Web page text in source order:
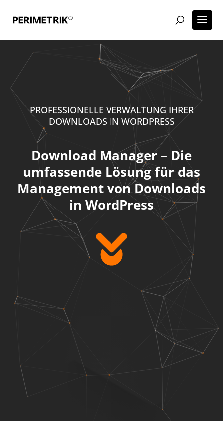
PROFESSIONELLE VERWALTUNG IHRER
DOWNLOADS IN WORDPRESS
Download Manager – Die
umfassende Lösung für das
Management von Downloads
in WordPress